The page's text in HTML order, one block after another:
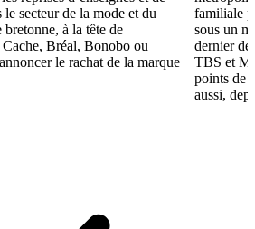
secteur de la mode et du
bretonne, à la tête de
Bréal, Bonobo ou
le rachat de la marque
familiale
sous un
dernier
TBS et
points de
aussi,